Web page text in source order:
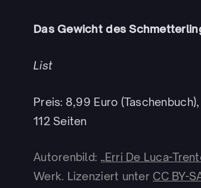
Das Gewicht des
List
Preis: 8,99 Euro
112 Seiten
Autorenbild: „Erri De Luca-
Werk. Lizenziert unter CC BY-